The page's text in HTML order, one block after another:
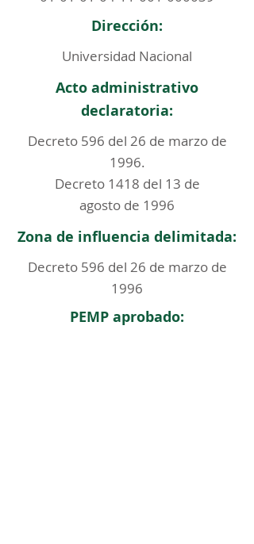
Dirección:
Universidad Nacional
Acto administrativo
declaratoria:
Decreto 596 del 26 de marzo de
1996.
Decreto 1418 del 13 de
agosto de 1996
Zona de influencia delimitada:
Decreto 596 del 26 de marzo de
1996
PEMP aprobado: